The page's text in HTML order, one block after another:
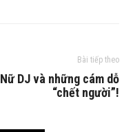
Bài tiếp theo
Nữ DJ và những cám dỗ
“chết người”!